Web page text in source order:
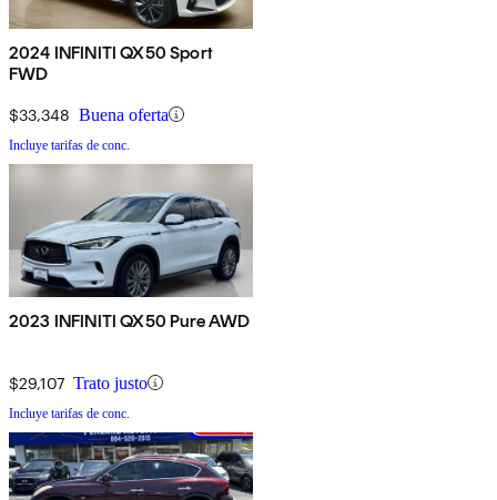
2024 INFINITI QX50 Sport
FWD
$33,348 Buena oferta
Incluye tarifas de conc.
2023 INFINITI QX50 Pure AWD
$29,107 Trato justo
Incluye tarifas de conc.